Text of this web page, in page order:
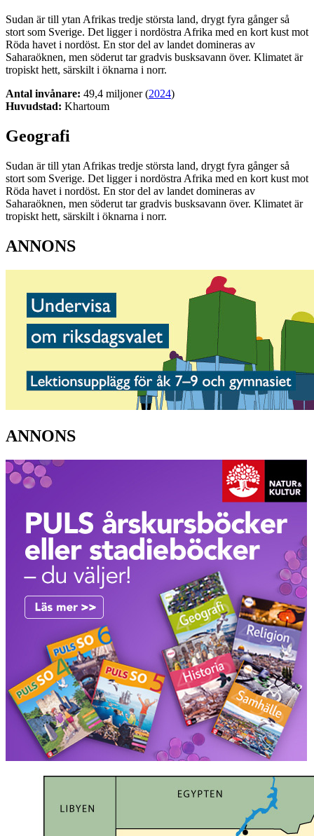
Sudan är till ytan Afrikas tredje största land, drygt fyra gånger så
stort som Sverige. Det ligger i nordöstra Afrika med en kort kust mot
Röda havet i nordöst. En stor del av landet domineras av
Saharaöknen, men söderut tar gradvis busksavann över. Klimatet är
tropiskt hett, särskilt i öknarna i norr.
Antal invånare: 49,4 miljoner (2024)
Huvudstad: Khartoum
Geografi
Sudan är till ytan Afrikas tredje största land, drygt fyra gånger så
stort som Sverige. Det ligger i nordöstra Afrika med en kort kust mot
Röda havet i nordöst. En stor del av landet domineras av
Saharaöknen, men söderut tar gradvis busksavann över. Klimatet är
tropiskt hett, särskilt i öknarna i norr.
ANNONS
ANNONS